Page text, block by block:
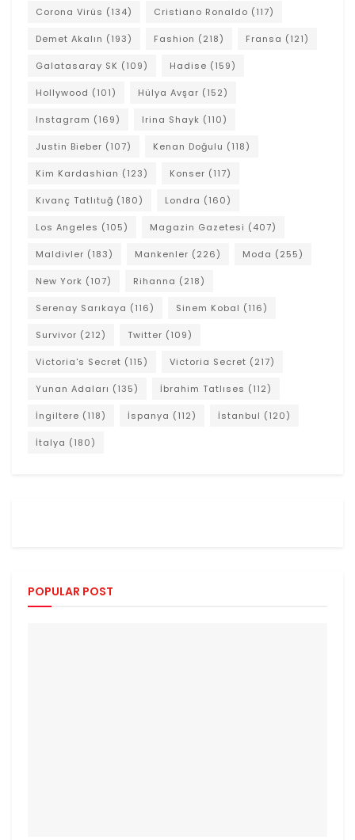
Corona Virüs (134) Cristiano Ronaldo (117)
Demet Akalın (193) Fashion (218) Fransa (121)
Galatasaray SK (109) Hadise (159)
Hollywood (101) Hülya Avşar (152)
Instagram (169) Irina Shayk (110)
Justin Bieber (107) Kenan Doğulu (118)
Kim Kardashian (123) Konser (117)
Kıvanç Tatlıtuğ (180) Londra (160)
Los Angeles (105) Magazin Gazetesi (407)
Maldivler (183) Mankenler (226) Moda (255)
New York (107) Rihanna (218)
Serenay Sarıkaya (116) Sinem Kobal (116)
Survivor (212) Twitter (109)
Victoria's Secret (115) Victoria Secret (217)
Yunan Adaları (135) İbrahim Tatlıses (112)
İngiltere (118) İspanya (112) İstanbul (120)
İtalya (180)
POPULAR POST